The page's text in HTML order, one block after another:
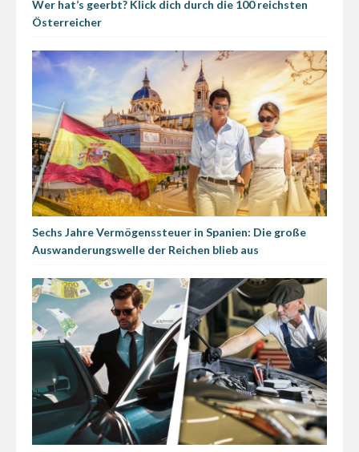
Wer hat’s geerbt? Klick dich durch die 100 reichsten
Österreicher
Sechs Jahre Vermögenssteuer in Spanien: Die große
Auswanderungswelle der Reichen blieb aus